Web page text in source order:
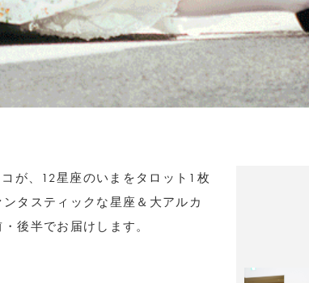
が、12星座のいまをタロット1枚
タスティックな星座＆大アルカ
後半でお届けします。